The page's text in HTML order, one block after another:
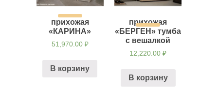
прихожая
«КАРИНА»
51,970.00 ₽
В корзину
прихожая
«БЕРГЕН» тумба
с вешалкой
12,220.00₽
В корзину